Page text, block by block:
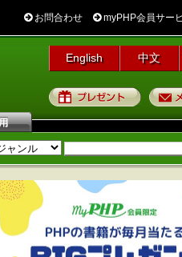
お問合わせ myPHP会員サー
English 中文
プレゼ